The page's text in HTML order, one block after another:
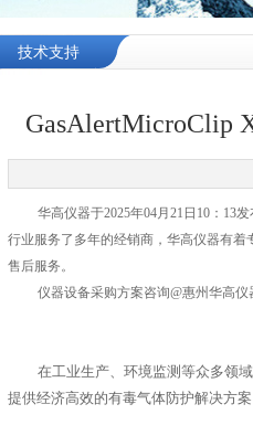
技术支持
GasAlertMicroClip
华高仪器于2025年04月21日10：13
行业服务了多年的经销商，华高仪器有
售后服务。
仪器设备采购方案咨询@惠州华高仪
在工业生产、环境监测等众多领
提供经济高效的有毒气体防护解决方